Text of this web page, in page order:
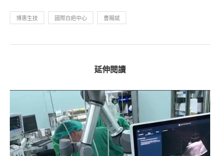
博惠生技 國際白疤中心 曹賜斌
延伸閱讀